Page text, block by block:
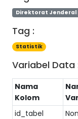
Direktorat Jenderal
Tag :
Statistik
Variabel Data
Nama
Kolom
id_tabel